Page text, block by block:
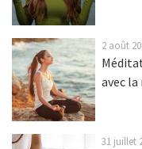
2 août
avec
31 juillet